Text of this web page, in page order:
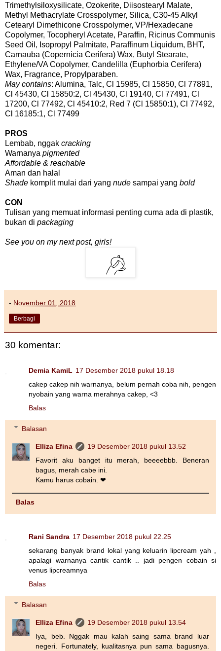
Trimethylsiloxysilicate, Ozokerite, Diisostearyl Malate,
Methyl Methacrylate Crosspolymer, Silica, C30-45 Alkyl
Cetearyl Dimethicone Crosspolymer, VP/Hexadecane
Copolymer, Tocopheryl Acetate, Paraffin, Ricinus Communis
Seed Oil, Isopropyl Palmitate, Paraffinum Liquidum, BHT,
Carnauba (Copernicia Cerifera) Wax, Butyl Stearate,
Ethylene/VA Copolymer, Candelilla (Euphorbia Cerifera)
Wax, Fragrance, Propylparaben.
May contains: Alumina, Talc, Cl 15985, Cl 15850, Cl 77891,
Cl 45430, Cl 15850:2, Cl 45430, Cl 19140, Cl 77491, Cl
17200, Cl 77492, Cl 45410:2, Red 7 (Cl 15850:1), Cl 77492,
Cl 16185:1, Cl 77499
PROS
Lembab, nggak cracking
Warnanya pigmented
Affordable & reachable
Aman dan halal
Shade komplit mulai dari yang nude sampai yang bold
CON
Tulisan yang memuat informasi penting cuma ada di plastik,
bukan di packaging
See you on my next post, girls!
- November 01, 2018
Berbagi
30 komentar:
Demia KamiL 17 Desember 2018 pukul 18.18
cakep cakep nih warnanya, belum pernah coba nih, pengen
nyobain yang warna merahnya cakep, <3
Balas
Balasan
Elliza Efina
19 Desember 2018 pukul 13.52
Favorit aku banget itu merah, beeeebbb. Beneran
bagus, merah cabe ini.
Kamu harus cobain. ❤
Balas
Rani Sandra 17 Desember 2018 pukul 22.25
sekarang banyak brand lokal yang keluarin lipcream yah ,
apalagi warnanya cantik cantik .. jadi pengen cobain si
venus lipcreamnya
Balas
Balasan
Elliza Efina
19 Desember 2018 pukul 13.54
Iya, beb. Nggak mau kalah saing sama brand luar
negeri. Fortunately, kualitasnya pun sama bagusnya.